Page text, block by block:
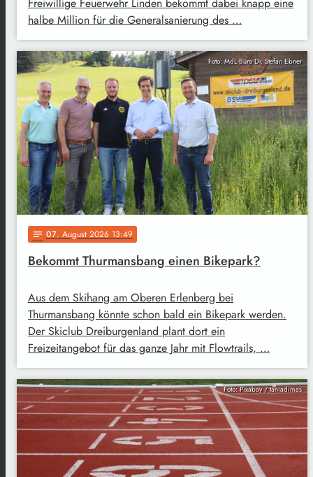
halbe Million für die Generalsanierung des …
Foto: MdL-Büro Dr. Stefan Ebner
notes 07. August 2026 13:49
Bekommt Thurmansbang einen Bikepark?
Aus dem Skihang am Oberen Erlenberg bei
Thurmansbang könnte schon bald ein Bikepark werden.
Der Skiclub Dreiburgenland plant dort ein
Freizeitangebot für das ganze Jahr mit Flowtrails, …
Foto: Pixabay / taniadimas